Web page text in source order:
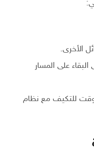
الأخرى.
على المسار
للتكيف مع نظام